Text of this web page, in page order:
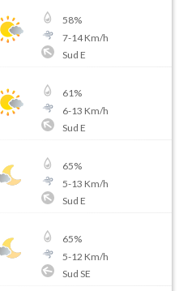
58%
7-14Km/h
Sud E
61%
6-13 Km/h
Sud E
65%
5-13 Km/h
Sud E
65%
5-12 Km/h
Sud SE